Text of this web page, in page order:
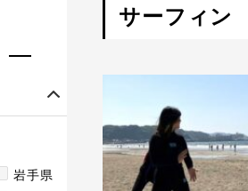
岩手県
サーフィン